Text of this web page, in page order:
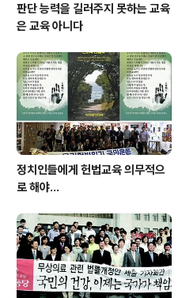
판단 능력을 길러주지 못하는 교육
은 교육 아니다
정치인들에게 헌법교육 의무적으
로 해야…